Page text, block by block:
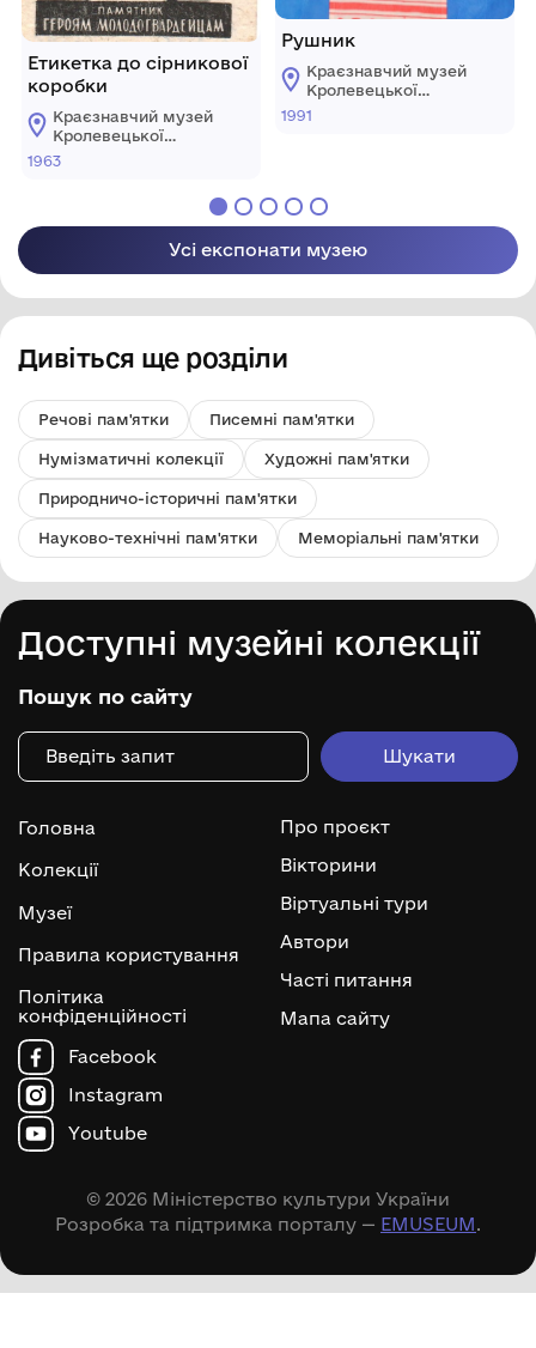
Етикетка до сірникової
коробки
Краєзнавчий музей
Кролевецької
міської ради
1963
Рушник
Краєзнавчий музей
Кролевецької
міської ради
1991
Усі експонати музею
Дивіться ще розділи
Речові пам'ятки Писемні пам'ятки
Нумізматичні колекції Художні пам'ятки
Природничо-історичні пам'ятки
Науково-технічні пам'ятки Меморіальні пам'ятки
Доступні музейні колекції
Пошук по сайту
Головна
Колекції
Музеї
Правила користування
Політика
конфіденційності
Про проєкт
Вікторини
Віртуальні тури
Автори
Часті питання
Мапа сайту
Facebook
Instagram
Youtube
© 2026 Міністерство культури України
Розробка та підтримка порталу — EMUSEUM.